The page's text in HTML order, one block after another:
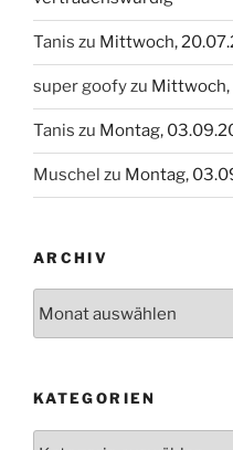
Tanis zu Mittwoch,
super goofyzu Mittwoch,
Tanis zu Montag,
Muschel zu Montag,
ARCHIV
KATEGORIEN